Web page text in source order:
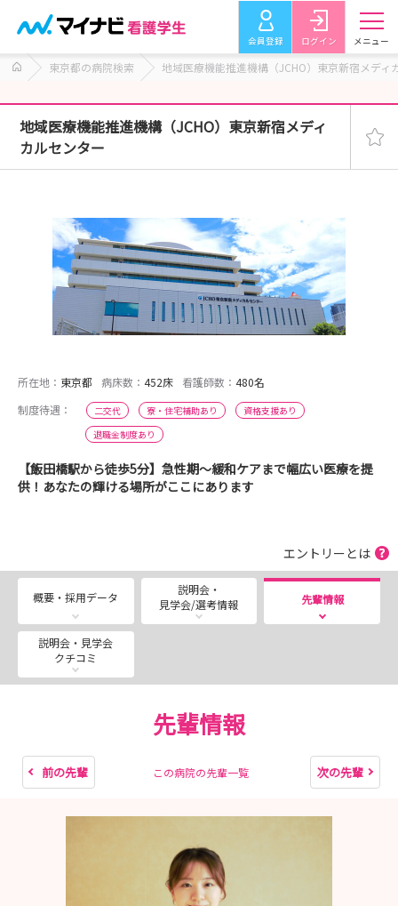
会員登録 ログイン メニュー
東京都の病院検索 地域医療機能推進機構（JCHO）東京新宿メディ
地域医療機能推進機構（JCHO）東京新宿メディ
カルセンター
所在地： 東京都 病床数： 452床 看護師数： 480名
制度待遇：
二交代 寮・住宅補助あり
資格支援あり
退職金制度あり
【飯田橋駅から徒歩5分】急性期～緩和ケアまで幅広い医療を提
供！あなたの輝ける場所がここにあります
エントリーとは
概要・採用データ
説明会・
見学会/選考情報
先輩情報
説明会・見学会
クチコミ
先輩情報
前の先輩 この病院の先輩一覧 次の先輩